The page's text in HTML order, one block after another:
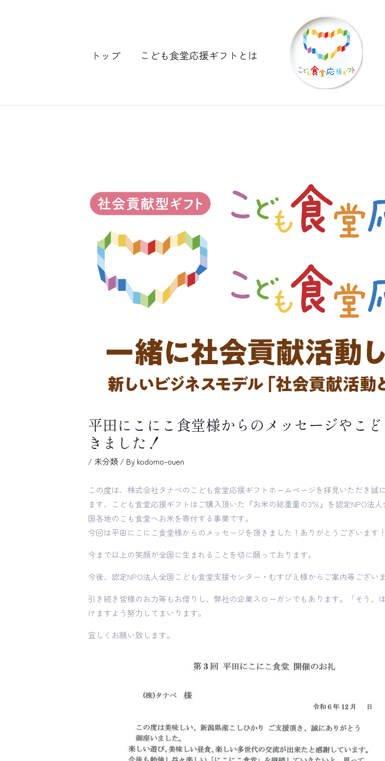
トップ こども食堂応援ギフトとは
平田にこにこ食堂様からのメッセージやこ
きました！
/ 未分類/ By kodomo-ouen
この度は、株式会社タナベのこども食堂応援ギフトホームページを拝見いただき誠
ます、こども食堂応援ギフトはご購入頂いた『お米の総重量の3％』を認定NPO法
国各地のこも食堂へお米を寄付する事業です。
今回は平田にこにこ食堂様からのメッセージを頂きました！ありがとうございます！
今まで以上の笑顔が全国に生まれることを切に願っております。
今後、認定NPO法人全国こども食堂支援センター・むすびえ様からご案内等ござい
引き続き皆様のお力等もお借りし、弊社の企業スローガンでもあります。「そう
けますよう努力してまいります。
宜しくお願い致します。